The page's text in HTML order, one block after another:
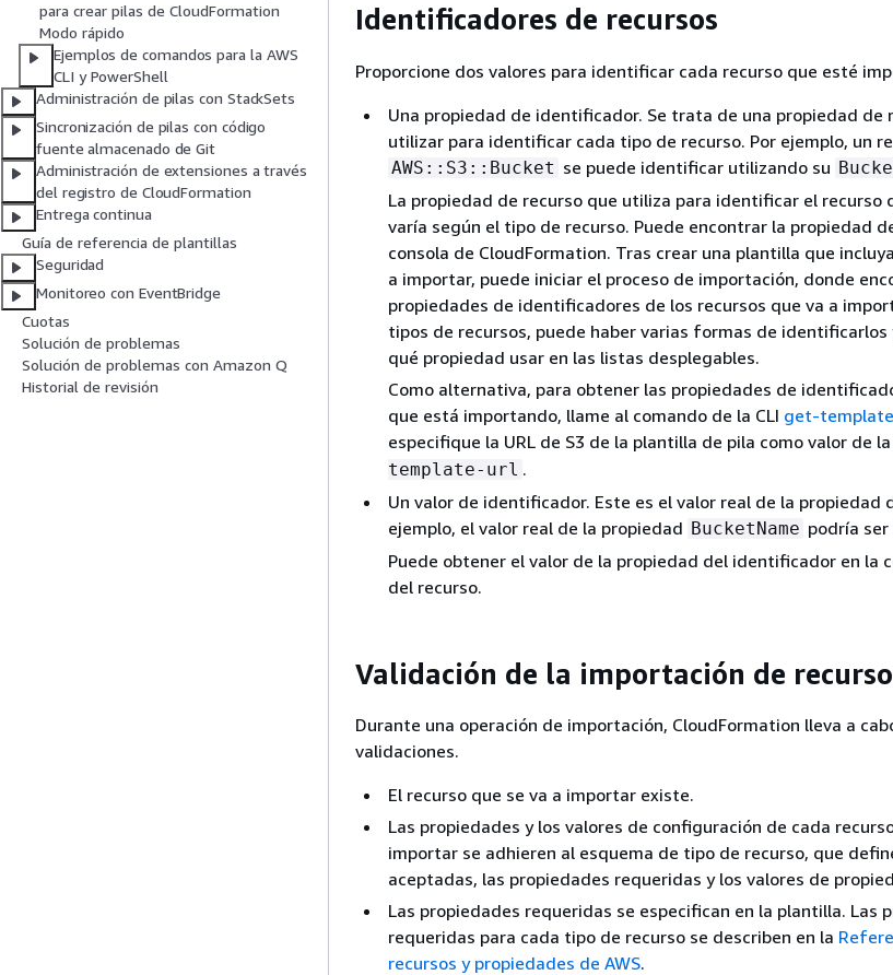
para crear pilas de CloudFormation
Modo rápido
Ejemplos de comandos para la AWS
CLI y PowerShell
Administración de pilas con StackSets
Sincronización de pilas con código
fuente almacenado de Git
Administración de extensiones a través
del registro de CloudFormation
Entrega continua
Guía de referencia de plantillas
Seguridad
Monitoreo con EventBridge
Cuotas
Solución de problemas
Solución de problemas con Amazon Q
Historial de revisión
Identificadores de recursos
Proporcione dos valores para identificar cada recurso que esté
Una propiedad de identificador. Se trata de una propiedad de
utilizar para identificar cada tipo de recurso. Por ejemplo, un
AWS::S3::Bucket se puede identificar utilizando su
La propiedad de recurso que utiliza para identificar el recurso
varía según el tipo de recurso. Puede encontrar la propiedad
consola de CloudFormation. Tras crear una plantilla que
a importar, puede iniciar el proceso de importación, donde
propiedades de identificadores de los recursos que va a
tipos de recursos, puede haber varias formas de identificarlos
qué propiedad usar en las listas desplegables.
Como alternativa, para obtener las propiedades de
que está importando, llame al comando de la CLI get-
especifique la URL de S3 de la plantilla de pila como valor de
template-url .
Un valor de identificador. Este es el valor real de la propiedad
ejemplo, el valor real de la propiedad BucketName podría ser
Puede obtener el valor de la propiedad del identificador en la
del recurso.
Validación de la importación de
Durante una operación de importación, CloudFormation lleva a
validaciones.
El recurso que se va a importar existe.
Las propiedades y los valores de configuración de cada
importar se adhieren al esquema de tipo de recurso, que
aceptadas, las propiedades requeridas y los valores de
Las propiedades requeridas se especifican en la plantilla. Las
requeridas para cada tipo de recurso se describen en la
recursos y propiedades de AWS.